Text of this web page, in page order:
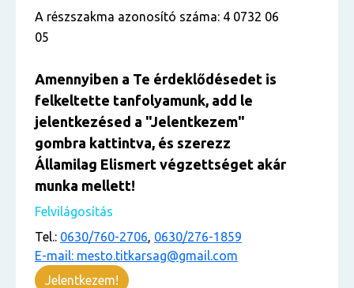
A részszakma azonosító száma: 4 0732 06
05
Amennyiben a Te érdeklődésedet is
felkeltette tanfolyamunk, add le
jelentkezésed a "Jelentkezem"
gombra kattintva, és szerezz
Államilag Elismert végzettséget akár
munka mellett!
Felvilágosítás
Tel.: 0630/760-2706, 0630/276-1859
E-mail: mesto.titkarsag@gmail.com
Jelentkezem!